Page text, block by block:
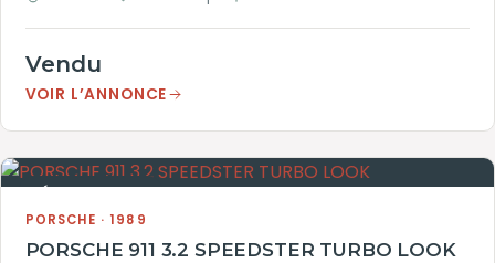
Vendu
VOIR L’ANNONCE
VÉHICULE VENDU
PORSCHE · 1989
PORSCHE 911 3.2 SPEEDSTER TURBO LOOK